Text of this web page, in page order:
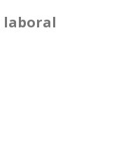
laboral